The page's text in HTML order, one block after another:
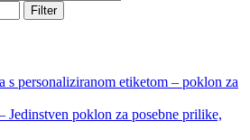
Filter
Jedinstven poklon za posebne prilike,